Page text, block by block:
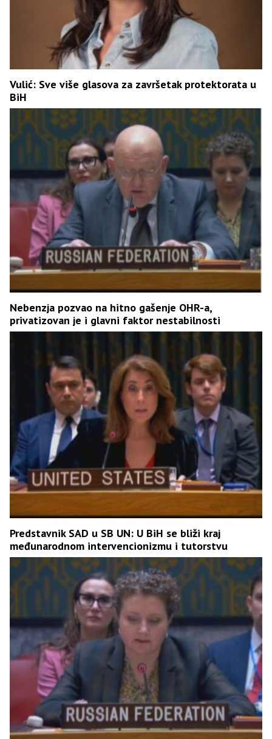
Vulić: Sve više glasova za završetak protektorata u
BiH
Nebenzja pozvao na hitno gašenje OHR-a,
privatizovan je i glavni faktor nestabilnosti
Predstavnik SAD u SB UN: U BiH se bliži kraj
međunarodnom intervencionizmu i tutorstvu